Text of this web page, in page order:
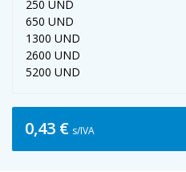
250 UND
650 UND
1300 UND
2600 UND
5200 UND
0,43 € s/IVA